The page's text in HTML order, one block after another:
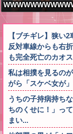
【ブチギレ】狭い
反対車線からも右
も完全死亡のカオ
私は相撲を見るの
がら「スケベ女が
うちの子持病持ち
ちのくせに！」っ
まい...